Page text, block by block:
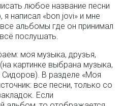
любое название песни
я написал «bon jovi» и мне
альбомы где он принимал
послушать.
моя музыка, друзья,
картинке выбрана музыка,
В разделе «Моя
все песни, только со
Если